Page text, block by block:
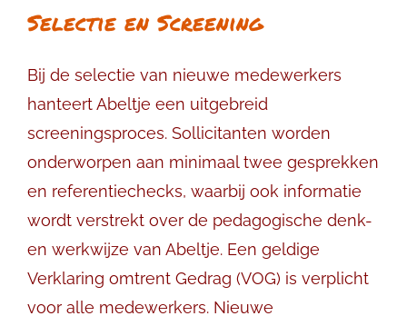
Selectie en Screening
Bij de selectie van nieuwe medewerkers
hanteert Abeltje een uitgebreid
screeningsproces. Sollicitanten worden
onderworpen aan minimaal twee gesprekken
en referentiechecks, waarbij ook informatie
wordt verstrekt over de pedagogische denk-
en werkwijze van Abeltje. Een geldige
Verklaring omtrent Gedrag (VOG) is verplicht
voor alle medewerkers. Nieuwe